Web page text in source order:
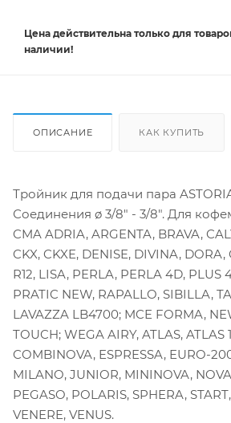
Цена действительна только для
наличии!
ОПИСАНИЕ КАК КУПИТЬ
Тройник для подачи пара
Соединения ø 3/8" - 3/8". Для
CMA ADRIA, ARGENTA, BRAVA,
CKX, CKXE, DENISE, DIVINA,
R12, LISA, PERLA, PERLA 4D, PLUS
PRATIC NEW, RAPALLO, SIBILLA,
LAVAZZA LB4700; MCE FORMA,
TOUCH; WEGA AIRY, ATLAS, ATLAS
COMBINOVA, ESPRESSA, EURO-
MILANO, JUNIOR, MININOVA,
PEGASO, POLARIS, SPHERA,
VENERE, VENUS.